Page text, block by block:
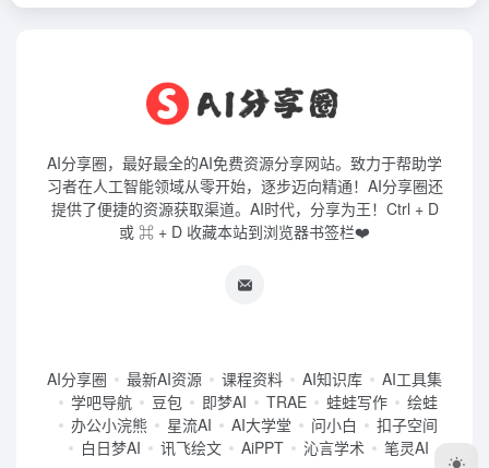
AI分享圈，最好最全的AI免费资源分享网站。致力于帮助学
习者在人工智能领域从零开始，逐步迈向精通！AI分享圈还
提供了便捷的资源获取渠道。AI时代，分享为王！Ctrl + D
或 ⌘ + D 收藏本站到浏览器书签栏❤️
AI分享圈 最新AI资源 课程资料 AI知识库
AI工具集
学吧导航
豆包 即梦AI TRAE 蛙蛙写作
绘蛙
办公小浣熊
星流AI AI大学堂 问小白
扣子空间
白日梦AI
讯飞绘文 AiPPT 沁言学术 笔灵AI